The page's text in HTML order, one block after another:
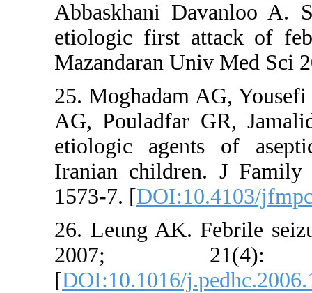
etiologic
25.
AG,
etiologic
Iranian
1573-7. [
26. Leung
[